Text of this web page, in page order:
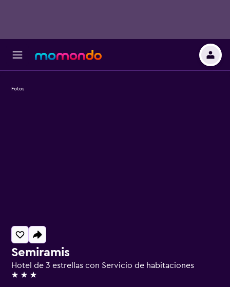
Semiramis
Hotel de 3 estrellas con Servicio de habitaciones
3 estrellas
Fotos